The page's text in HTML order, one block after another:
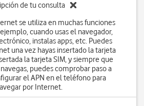
de tu consulta
se utiliza en muchas funciones
cuando usas el navegador,
instalas apps, etc. Puedes
una vez hayas insertado la tarjeta
la tarjeta SIM, y siempre que
puedes comprobar paso a
el APN en el teléfono para
por Internet.